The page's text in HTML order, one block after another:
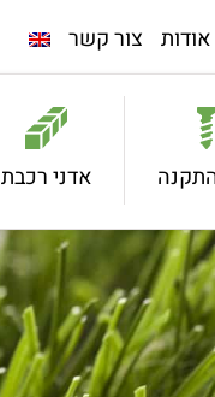
אודות צור קשר
אדני רכבת